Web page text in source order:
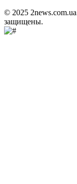
© 2025
защищены.